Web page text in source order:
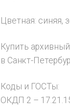
Цветная: синяя,
Купить
в Санкт-
Коды и ГОСТы:
ОКДП 2 –